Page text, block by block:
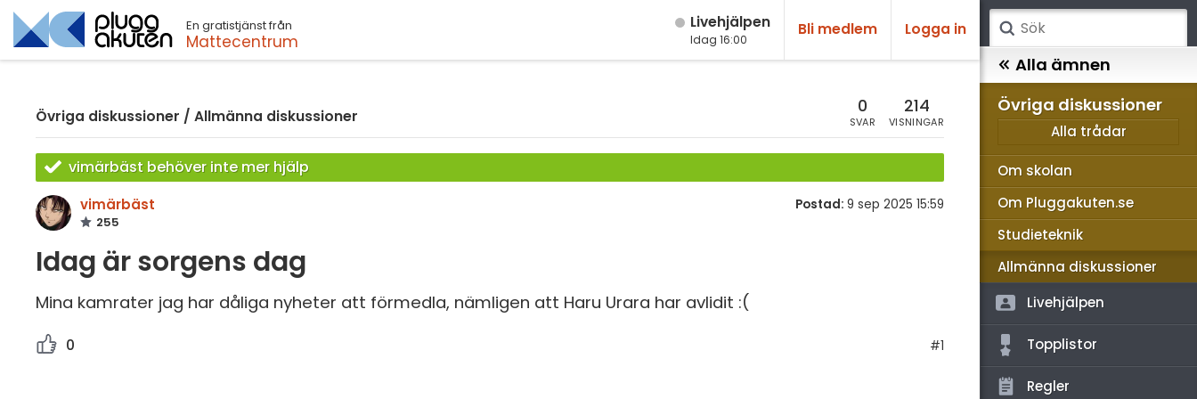
En gratistjänst från
Mattecentrum
Live­hjälpen
Idag 16:00
Bli medlem Logga in
Övriga diskussioner / Allmänna diskussioner 0
SVAR
214
VISNINGAR
vimärbäst behöver inte mer hjälp
vimärbäst
255
Postad: 9 sep 2025 15:59
Idag är sorgens dag
Mina kamrater jag har dåliga nyheter att förmedla, nämligen att Haru Urara har avlidit :(
0 #1
Sök
Matematik
Kemi
Biologi
Teknik & Bygg
Alla ämnen
Övriga diskussioner
Alla trådar
Om skolan
Om Pluggakuten.se
Studieteknik
Allmänna diskussioner
Livehjälpen
Topplistor
Regler